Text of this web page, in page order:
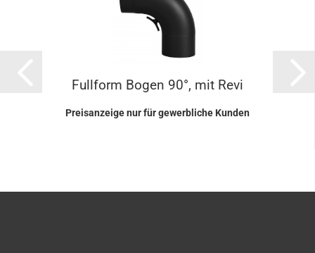
Fullform Bogen 90°, mit Revi
Preisanzeige nur für gewerbliche Kunden